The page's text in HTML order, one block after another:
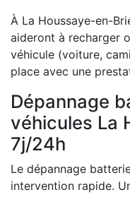
À La Houssaye-en-
aideront à recharger
véhicule (voiture,
place avec une
Dépannage
véhicules La
7j/24h
Le dépannage
intervention rapide.